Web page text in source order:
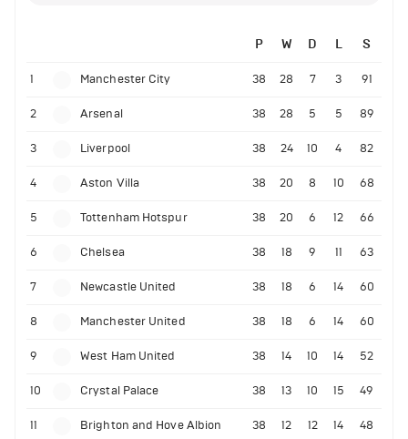
P W D L S
1 Manchester City 38 28 7 3 91
2 Arsenal 38 28 5 5 89
3 Liverpool 38 24 10 4 82
4 Aston Villa 38 20 8 10 68
5 Tottenham Hotspur 38 20 6 12 66
6 Chelsea 38 18 9 11 63
7 Newcastle United 38 18 6 14 60
8 Manchester United 38 18 6 14 60
9 West Ham United 38 14 10 14 52
10 Crystal Palace 38 13 10 15 49
11 Brighton and Hove Albion 38 12 12 14 48